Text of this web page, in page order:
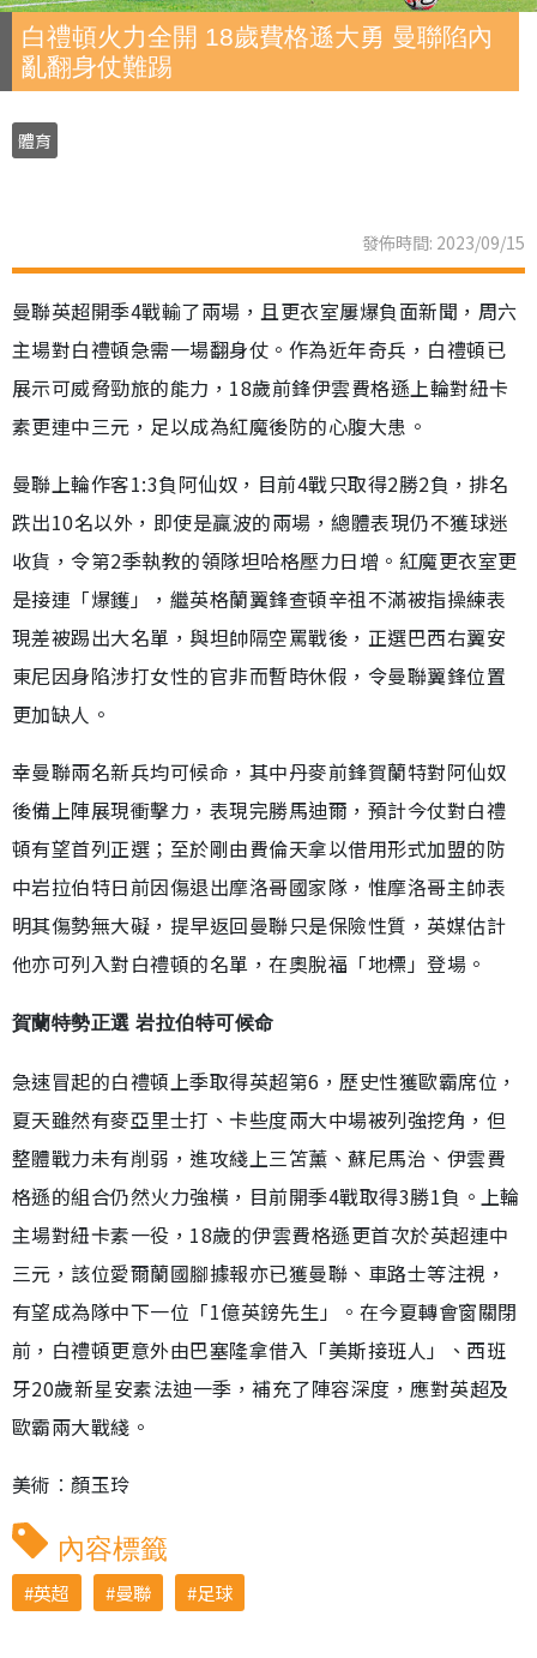
白禮頓火力全開 18歲費格遜大勇 曼聯陷內
亂翻身仗難踢
體育
發佈時間: 2023/09/15
曼聯英超開季4戰輸了兩場，且更衣室屢爆負面新聞，周六
主場對白禮頓急需一場翻身仗。作為近年奇兵，白禮頓已
展示可威脅勁旅的能力，18歲前鋒伊雲費格遜上輪對紐卡
素更連中三元，足以成為紅魔後防的心腹大患。
曼聯上輪作客1:3負阿仙奴，目前4戰只取得2勝2負，排名
跌出10名以外，即使是贏波的兩場，總體表現仍不獲球迷
收貨，令第2季執教的領隊坦哈格壓力日增。紅魔更衣室更
是接連「爆鑊」，繼英格蘭翼鋒查頓辛祖不滿被指操練表
現差被踢出大名單，與坦帥隔空罵戰後，正選巴西右翼安
東尼因身陷涉打女性的官非而暫時休假，令曼聯翼鋒位置
更加缺人。
幸曼聯兩名新兵均可候命，其中丹麥前鋒賀蘭特對阿仙奴
後備上陣展現衝擊力，表現完勝馬迪爾，預計今仗對白禮
頓有望首列正選；至於剛由費倫天拿以借用形式加盟的防
中岩拉伯特日前因傷退出摩洛哥國家隊，惟摩洛哥主帥表
明其傷勢無大礙，提早返回曼聯只是保險性質，英媒估計
他亦可列入對白禮頓的名單，在奧脫福「地標」登場。
賀蘭特勢正選 岩拉伯特可候命
急速冒起的白禮頓上季取得英超第6，歷史性獲歐霸席位，
夏天雖然有麥亞里士打、卡些度兩大中場被列強挖角，但
整體戰力未有削弱，進攻綫上三笘薰、蘇尼馬治、伊雲費
格遜的組合仍然火力強橫，目前開季4戰取得3勝1負。上輪
主場對紐卡素一役，18歲的伊雲費格遜更首次於英超連中
三元，該位愛爾蘭國腳據報亦已獲曼聯、車路士等注視，
有望成為隊中下一位「1億英鎊先生」。在今夏轉會窗關閉
前，白禮頓更意外由巴塞隆拿借入「美斯接班人」、西班
牙20歲新星安素法迪一季，補充了陣容深度，應對英超及
歐霸兩大戰綫。
美術︰顏玉玲
內容標籤
英超 曼聯 足球